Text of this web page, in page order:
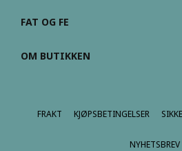
FAT OG FE
OM BUTIKKEN
FRAKT KJØPSBETINGELSER
NYHETSBREV